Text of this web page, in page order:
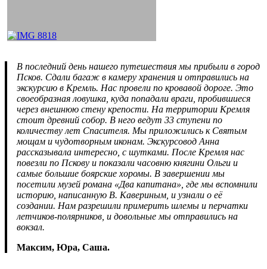
В последний день нашего путешествия мы прибыли в город
Псков. Сдали багаж в камеру хранения и отправились на
экскурсию в Кремль. Нас провели по кровавой дороге. Это
своеобразная ловушка, куда попадали враги, пробившиеся
через внешнюю стену крепости. На территории Кремля
стоит древний собор. В него ведут 33 ступени по
количеству лет Спасителя. Мы приложились к Святым
мощам и чудотворным иконам. Экскурсовод Анна
рассказывала интересно, с шутками. После Кремля нас
повезли по Пскову и показали часовню княгини Ольги и
самые большие боярские хоромы. В завершении мы
посетили музей романа «Два капитана», где мы вспомнили
историю, написанную В. Кавериным, и узнали о её
создании. Нам разрешили примерить шлемы и перчатки
летчиков-полярников, и довольные мы отправились на
вокзал.
Максим, Юра, Саша.